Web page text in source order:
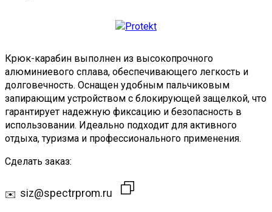
Крюк-карабин выполнен из высокопрочного
алюминиевого сплава, обеспечивающего легкость и
долговечность. Оснащен удобным пальчиковым
запирающим устройством с блокирующей защелкой, что
гарантирует надежную фиксацию и безопасность в
использовании. Идеально подходит для активного
отдыха, туризма и профессионального применения.
Сделать заказ:
siz@spectrprom.ru